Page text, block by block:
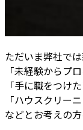
ただいま弊社で
「未経験からプ
「手に職をつけた
「ハウスクリー
などとお考えの